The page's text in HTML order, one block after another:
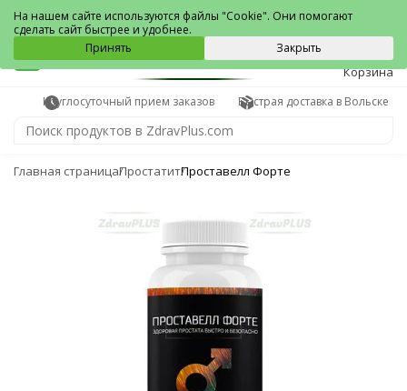
Вольск
0
Корзина
Круглосуточный прием заказов Быстрая доставка в Вольске
Главная страницаПростатитПроставелл Форте
На нашем сайте используются файлы "Cookie". Они помогают
сделать сайт быстрее и удобнее.
Принять
Закрыть